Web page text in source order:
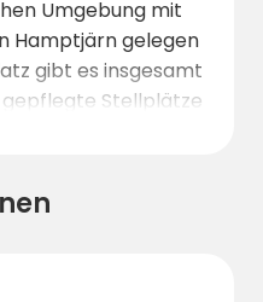
Umgebung mit
Hamptjärn gelegen
gibt es insgesamt
Stellplätze
Wohnwagen und
befindet
Campingplatz